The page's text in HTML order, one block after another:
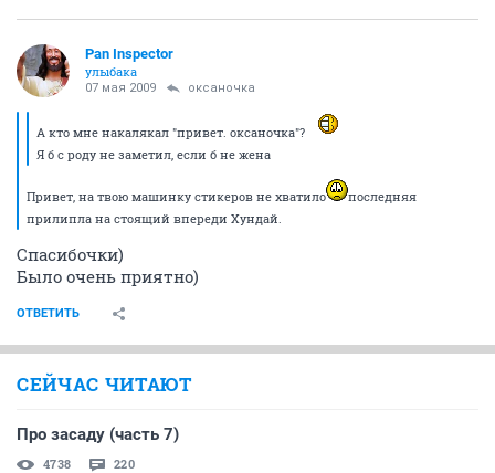
Pan Inspector
улыбака
07 мая 2009 оксаночка
А кто мне накалякал "привет. оксаночка"?
Я б с роду не заметил, если б не жена
Привет, на твою машинку стикеров не хватило
последняя
прилипла на стоящий впереди Хундай.
Спасибочки)
Было очень приятно)
ОТВЕТИТЬ
СЕЙЧАС ЧИТАЮТ
Про засаду (часть 7)
4738 220